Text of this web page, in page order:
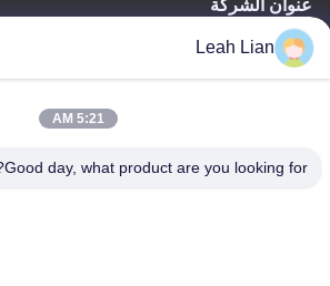
عنوان الشركة
رقم 72، طريق يونغجون، قرية ووفينغ، مدينة
Leah Lian
5:21 AM
Good day, what product are you looking for?